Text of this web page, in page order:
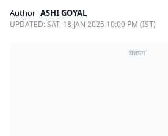
Author ASHI GOYAL
UPDATED:SAT, 18 JAN 2025 10:00 PM (IST)
विज्ञापन